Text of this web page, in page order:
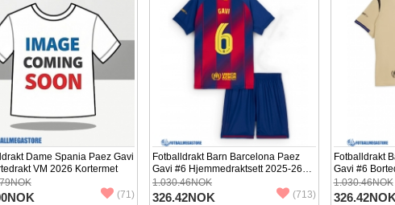
Dame Spania Paez Gavi
VM 2026 Kortermet
(71)
Fotballdrakt Barn Barcelona Paez
Gavi #6 Hjemmedraktsett 2025-26
Kortermet (+ Korte bukser)
1.030.46NOK
326.42NOK (713)
Fotballdrakt
Gavi #6
Kortermet (+
1.030.46NOK
326.42NOK